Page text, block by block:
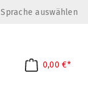
Sprache auswählen
0,00 €*